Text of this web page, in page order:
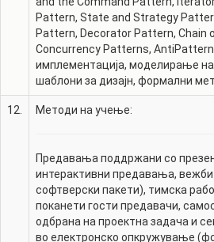
Pattern, State and Strategy
Pattern, Decorator Pattern, Chain
Concurrency Patterns,
имплементација, моделирање на
шаблони за дизајн, формални
12. Методи на учење:
Предавања поддржани со
интерактивни предавања,
софтверски пакети), тимска
поканети гости предавачи,
одбрана на проектна задача и
во електронско опкружување